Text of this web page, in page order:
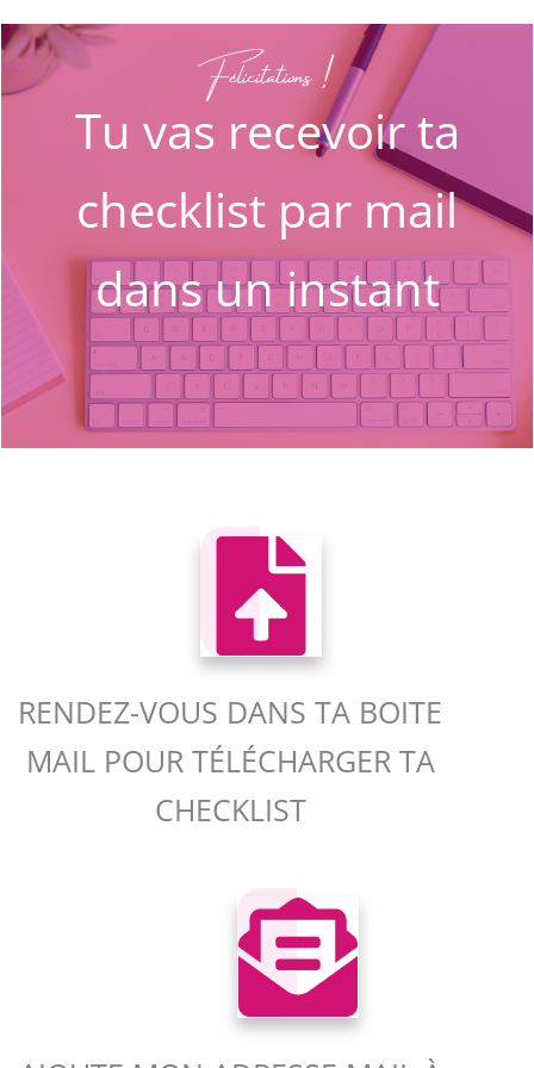
Félicitations !
Tu vas recevoir ta
checklist par mail
dans un instant
RENDEZ-VOUS DANS TA BOITE
MAIL POUR TÉLÉCHARGER TA
CHECKLIST